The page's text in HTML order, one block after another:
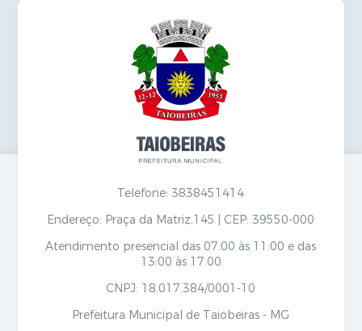
Telefone: 3838451414
Endereço: Praça da Matriz,145 | CEP: 39550-000
Atendimento presencial das 07:00 às 11:00 e das
13:00 às 17:00
CNPJ: 18.017.384/0001-10
Prefeitura Municipal de Taiobeiras - MG